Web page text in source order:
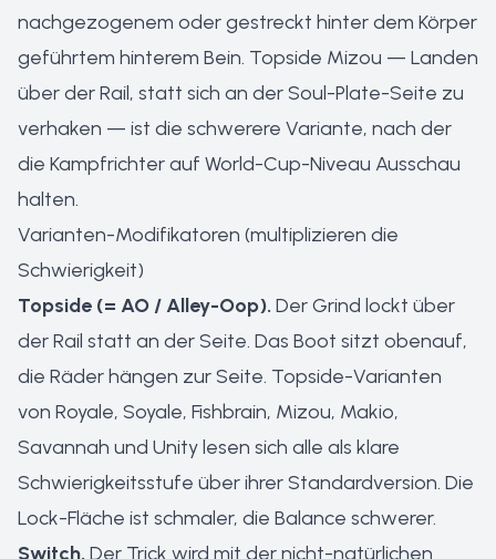
nachgezogenem oder gestreckt hinter dem Körper
geführtem hinterem Bein. Topside Mizou — Landen
über der Rail, statt sich an der Soul-Plate-Seite zu
verhaken — ist die schwerere Variante, nach der
die Kampfrichter auf World-Cup-Niveau Ausschau
halten.
Varianten-Modifikatoren (multiplizieren die
Schwierigkeit)
Topside (= AO / Alley-Oop). Der Grind lockt über
der Rail statt an der Seite. Das Boot sitzt obenauf,
die Räder hängen zur Seite. Topside-Varianten
von Royale, Soyale, Fishbrain, Mizou, Makio,
Savannah und Unity lesen sich alle als klare
Schwierigkeitsstufe über ihrer Standardversion. Die
Lock-Fläche ist schmaler, die Balance schwerer.
Switch. Der Trick wird mit der nicht-natürlichen